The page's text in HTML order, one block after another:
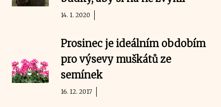
14. 1. 2020
Prosinec je ideálním obdobím
pro výsevy muškátů ze
semínek
16. 12. 2017